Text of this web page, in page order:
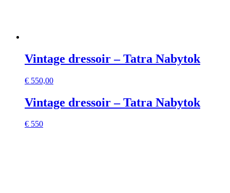
Vintage dressoir – Tatra Nabytok
€ 550,00
Vintage dressoir – Tatra Nabytok
€ 550